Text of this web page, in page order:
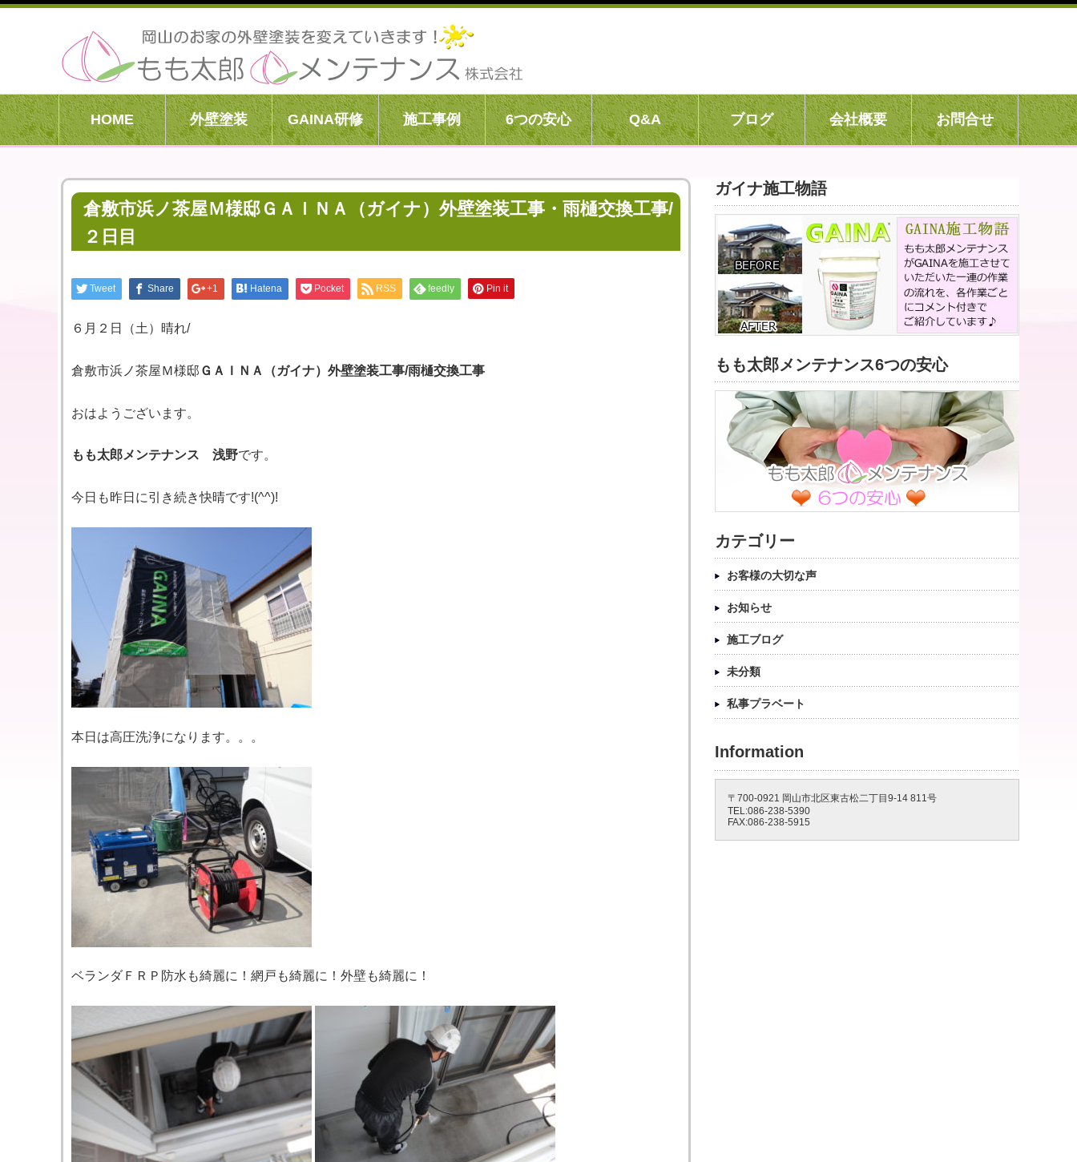
HOME 外壁塗装 GAINA研修 施工事例 6つの安心 Q&A ブログ 会社概要 お問合せ
倉敷市浜ノ茶屋Ｍ様邸ＧＡＩＮＡ（ガイナ）外壁塗装工事・雨樋交換工事/
２日目
Tweet Share +1 Hatena Pocket RSS feedly Pin it
６月２日（土）晴れ/
倉敷市浜ノ茶屋Ｍ様邸 ＧＡＩＮＡ（ガイナ）外壁塗装工事/雨樋交換工事
おはようございます。
もも太郎メンテナンス 浅野です。
今日も昨日に引き続き快晴です!(^^)!
本日は高圧洗浄になります。。。
ベランダＦＲＰ防水も綺麗に！網戸も綺麗に！外壁も綺麗に！
ガイナ施工物語
もも太郎メンテナンス6つの安心
カテゴリー
お客様の大切な声
お知らせ
施工ブログ
未分類
私事プラベート
Information
〒700-0921 岡山市北区東古松二丁目9-14 811号
TEL:086-238-5390
FAX:086-238-5915